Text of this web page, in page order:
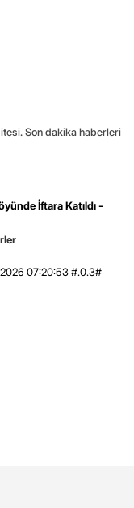
Son dakika haberleri
İftara Katıldı -
07:20:53 #.0.3#